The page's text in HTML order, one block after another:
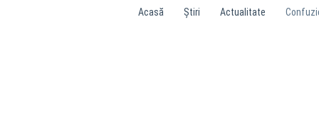
Acasă Știri Actualitate